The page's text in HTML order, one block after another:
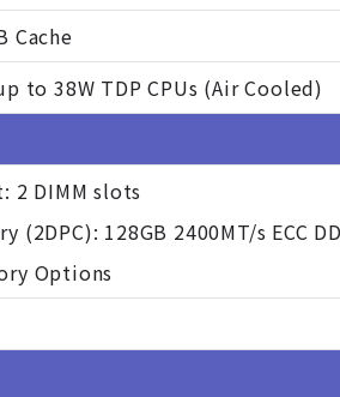
Cache
to 38W TDP CPUs (Air Cooled)
2 DIMM slots
(2DPC): 128GB 2400MT/s ECC
Options